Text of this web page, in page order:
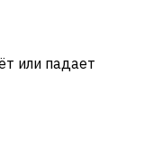
или падает